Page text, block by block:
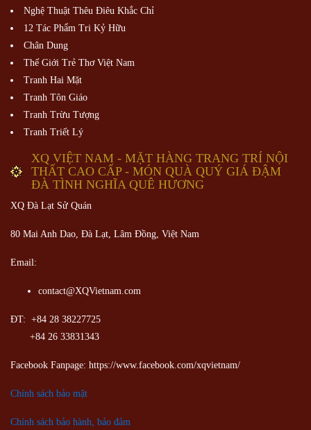
Nghệ Thuật Thêu Điêu Khắc Chỉ
12 Tác Phẩm Tri Kỷ Hữu
Chân Dung
Thế Giới Trẻ Thơ Việt Nam
Tranh Hai Mặt
Tranh Tôn Giáo
Tranh Trừu Tượng
Tranh Triết Lý
XQ VIỆT NAM - MẶT HÀNG TRANG TRÍ NỘI
THẤT CAO CẤP - MÓN QUÀ QUÝ GIÁ ĐẬM
ĐÀ TÌNH NGHĨA QUÊ HƯƠNG
XQ Đà Lạt Sử Quán
80 Mai Anh Dao, Đà Lạt, Lâm Đồng, Việt Nam
Email:
contact@XQVietnam.com
ĐT: +84 28 38227725
+84 26 33831343
Facebook Fanpage: https://www.facebook.com/xqvietnam/
Chính sách bảo mật
Chính sách bảo hành, bảo đảm